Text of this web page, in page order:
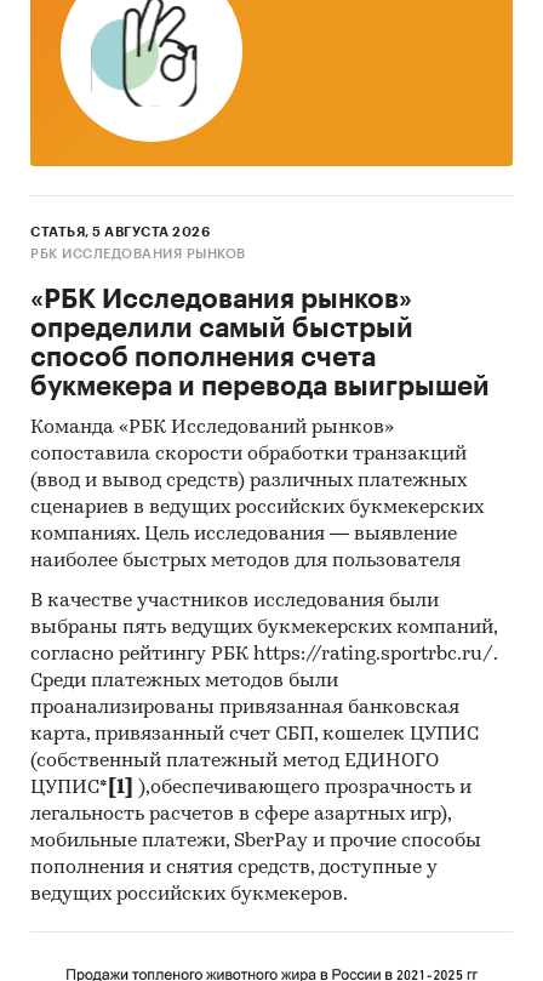
Категории: Потребительские товары
Продукты питания
/
Промышленность
...
Растительное масло
Россия
СТАТЬЯ, 5 АВГУСТА 2026
РБК ИССЛЕДОВАНИЯ РЫНКОВ
«РБК Исследования рынков»
определили самый быстрый
способ пополнения счета
букмекера и перевода выигрышей
Команда «РБК Исследований рынков»
сопоставила скорости обработки транзакций
(ввод и вывод средств) различных платежных
сценариев в ведущих российских букмекерских
компаниях. Цель исследования — выявление
наиболее быстрых методов для пользователя
В качестве участников исследования были
выбраны пять ведущих букмекерских компаний,
согласно рейтингу РБК https://rating.sportrbc.ru/.
Среди платежных методов были
проанализированы привязанная банковская
карта, привязанный счет СБП, кошелек ЦУПИС
(собственный платежный метод ЕДИНОГО
ЦУПИС* [1]
),обеспечивающего прозрачность и
легальность расчетов в сфере азартных игр),
мобильные платежи, SberPay и прочие способы
пополнения и снятия средств, доступные у
ведущих российских букмекеров.